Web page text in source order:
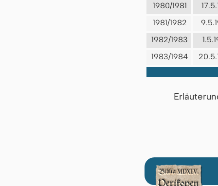
1980/1981
1981/1982
1982/1983
1983/1984